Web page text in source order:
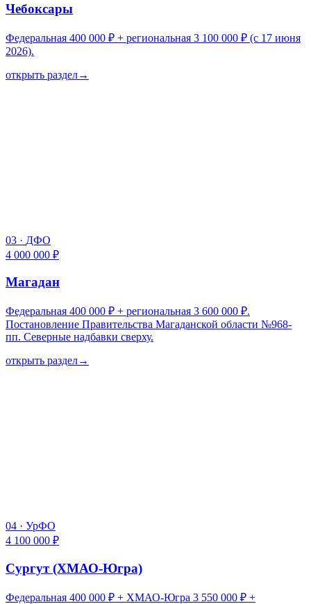
Чебоксары
Федеральная 400 000 ₽ + региональная 3 100 000 ₽ (с 17 июня
2026).
открыть раздел→
03 · ДФО
4 000 000 ₽
Магадан
Федеральная 400 000 ₽ + региональная 3 600 000 ₽.
Постановление Правительства Магаданской области №968-
пп. Северные надбавки сверху.
открыть раздел→
04 · УрФО
4 100 000 ₽
Сургут (ХМАО-Югра)
Федеральная 400 000 ₽ + ХМАО-Югра 3 550 000 ₽ +